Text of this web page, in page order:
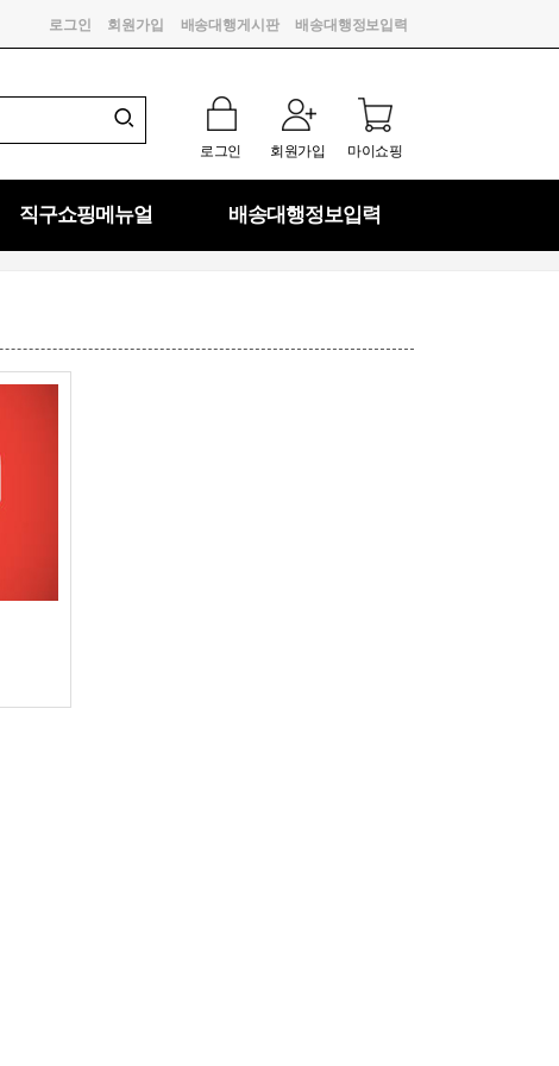
로그인 회원가입 배송대행게시판 배송대행정보입력
로그인 회원가입 마이쇼핑
직구쇼핑메뉴얼 배송대행정보입력